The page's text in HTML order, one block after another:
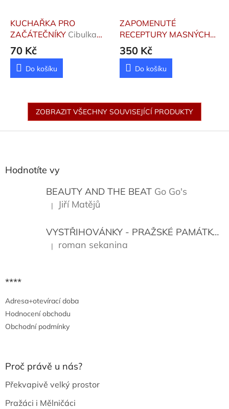
KUCHAŘKA PRO
ZAČÁTEČNÍKY Cibulka
Zdeněk
70 Kč
Do košíku
ZAPOMENUTÉ
RECEPTURY MASNÝCH
VÝROBKŮ
Ladislav
350 Kč
Do košíku
ZOBRAZIT VŠECHNY SOUVISEJÍCÍ PRODUKTY
Hodnotíte vy
BEAUTY AND THE BEAT Go Go's
Hodnocení produktu je 5 z 5 hvězdiček.
| Jiří Matějů
VYSTŘIHOVÁNKY - PRAŽSKÉ PAMÁTKY
Hodnocení produktu je 5 z 5 hvězdiček.
| roman sekanina
****
Adresa+otevírací doba
Hodnocení obchodu
Obchodní podmínky
Proč právě u nás?
Překvapivě velký prostor
Pražáci i Mělničáci